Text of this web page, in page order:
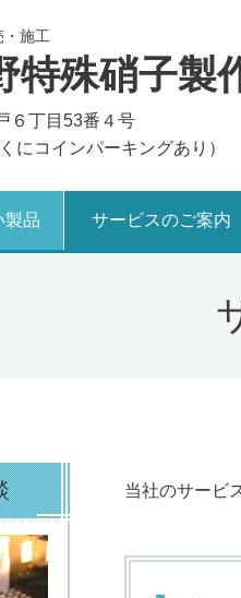
・施工
特殊硝子製
６丁目53番４号
にコインパーキングあり）
製品 サービスのご案内
当社のサービ